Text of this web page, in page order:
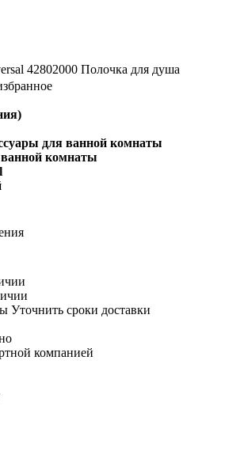
42802000 Полочка для душа
для ванной комнаты
комнаты
Уточнить сроки доставки
компанией